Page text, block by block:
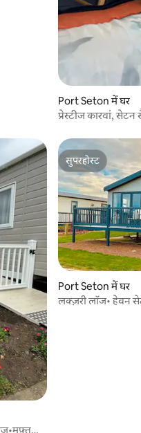
Port Seton में घर
प्रेस्टीज कारवां,
सुपरहोस्ट
सुपरहोस्ट
Port Seton में घर
लक्ज़री लॉज• हेवन